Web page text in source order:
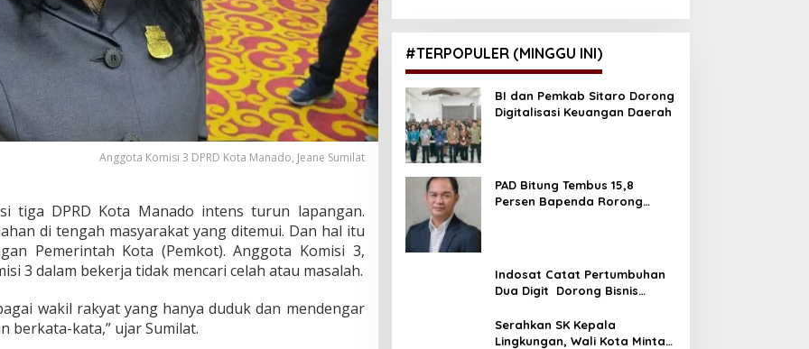
Anggota Komisi 3 DPRD Kota Manado, Jeane Sumilat
tiga DPRD Kota Manado intens turun lapangan.
di tengah masyarakat yang ditemui. Dan hal itu
Pemerintah Kota (Pemkot). Anggota Komisi 3,
3 dalam bekerja tidak mencari celah atau masalah.
wakil rakyat yang hanya duduk dan mendengar
berkata-kata,” ujar Sumilat.
#TERPOPULER (MINGGU INI)
BI dan Pemkab Sitaro Dorong
Digitalisasi Keuangan Daerah
PAD Bitung Tembus 15,8
Persen Bapenda Rorong
Indosat Catat Pertumbuhan
Dua Digit Dorong Bisnis
Serahkan SK Kepala
Lingkungan, Wali Kota Minta